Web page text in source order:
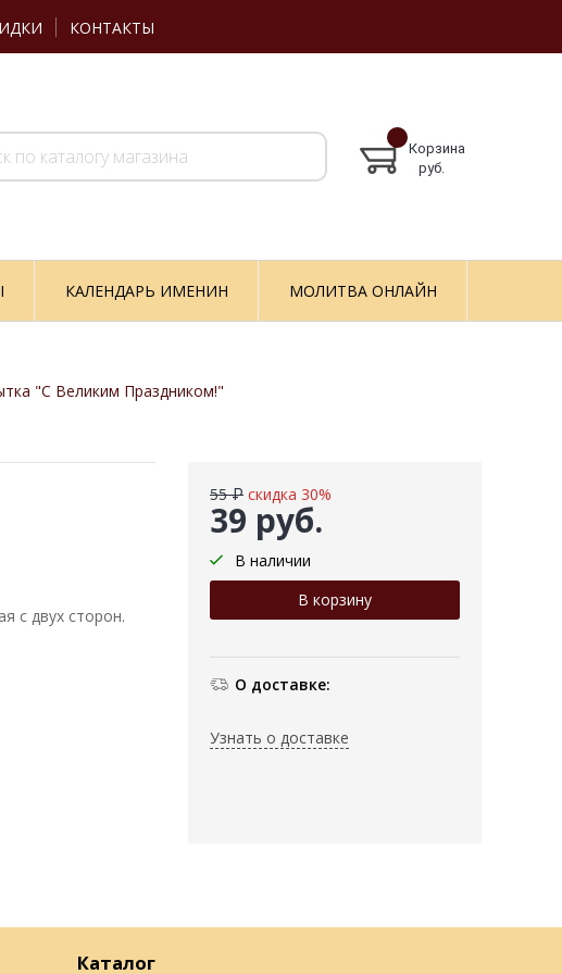
КОНТАКТЫ
Корзина
руб.
КАЛЕНДАРЬ ИМЕНИН МОЛИТВА ОНЛАЙН
"С Великим Праздником!"
39 руб.
55 ₽ скидка 30%
В наличии
О доставке:
Узнать о доставке
с двух сторон.
Каталог